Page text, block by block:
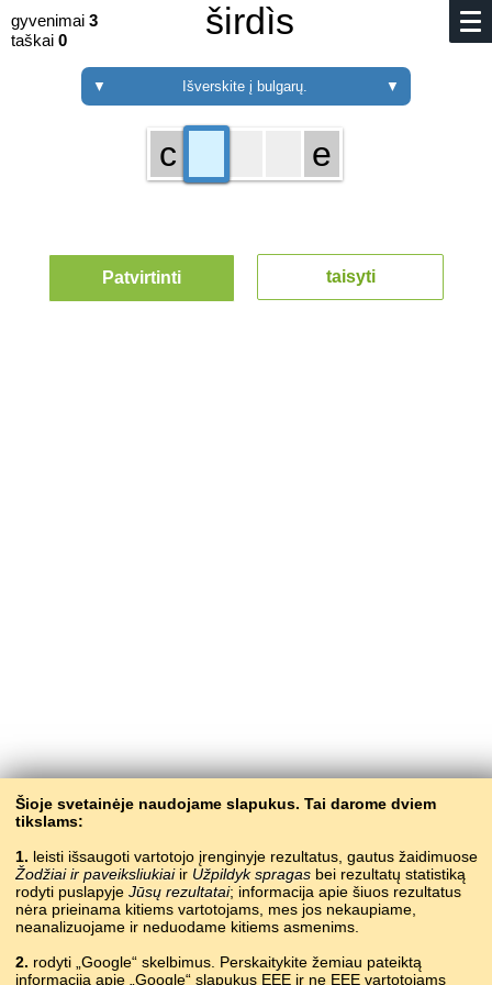
gyvenimai 3
taškai 0 širdìs
▼ Išverskite į bulgarų. ▼
Šioje svetainėje naudojame slapukus. Tai darome dviem
tikslams:
1. leisti išsaugoti vartotojo įrenginyje rezultatus, gautus žaidimuose
Žodžiai ir paveiksliukiaiir Užpildyk spragas bei rezultatų statistiką
rodyti puslapyje Jūsų rezultatai; informacija apie šiuos rezultatus
nėra prieinama kitiems vartotojams, mes jos nekaupiame,
neanalizuojame ir neduodame kitiems asmenims.
2. rodyti „Google“ skelbimus. Perskaitykite žemiau pateiktą
informaciją apie „Google“ slapukus EEE ir ne EEE vartotojams